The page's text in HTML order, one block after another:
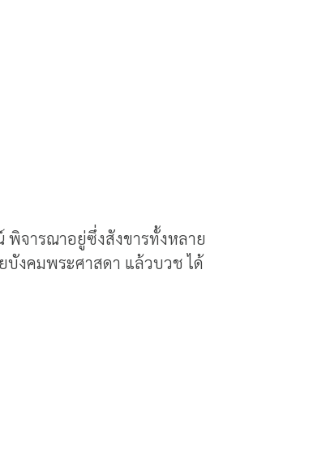
พิจารณาอยู่ซึ่งสังขารทั้งหลาย
บังคมพระศาสดา แล้วบวช ได้